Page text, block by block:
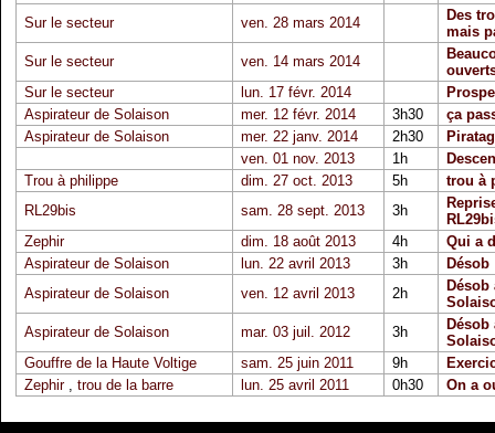
Sur le secteur
ven. 28 mars 2014
Des
mais
Sur le secteur
ven. 14 mars 2014
Sur le secteur
lun. 17 févr. 2014
Aspirateur de Solaison
mer. 12 févr. 2014 3h30
ça
Aspirateur de Solaison
mer. 22 janv. 2014 2h30
ven. 01 nov. 2013
1h
Trou à philippe
dim. 27 oct. 2013 5h
trou à
RL29bis
sam. 28 sept. 2013 3h
Zephir
dim. 18 août 2013 4h
Qui a
Aspirateur de Solaison
lun. 22 avril 2013 3h
Désob
Aspirateur de Solaison
ven. 12 avril 2013 2h
Aspirateur de Solaison
mar. 03 juil. 2012 3h
Gouffre de la Haute Voltige
sam. 25 juin 2011 9h
Zephir, trou de la barre lun. 25 avril 2011 0h30 On a